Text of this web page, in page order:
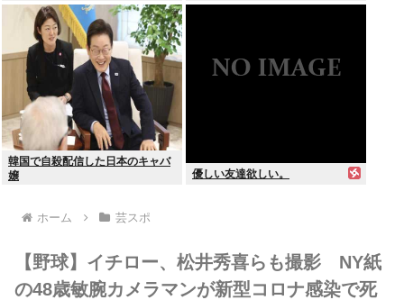
韓国で自殺配信した日本のキャバ
嬢
優しい友達欲しい。
ホーム 芸スポ
【野球】イチロー、松井秀喜らも撮影 NY紙
の48歳敏腕カメラマンが新型コロナ感染で死